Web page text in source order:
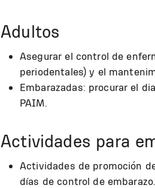
Adultos
Asegurar el control de
periodentales) y el
Embarazadas: procurar el
PAIM.
Actividades para
Actividades de promoción
días de control de embarazo.